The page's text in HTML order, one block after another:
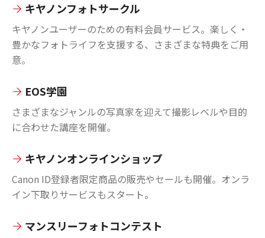
キヤノンフォトサークル
キヤノンユーザーのための有料会員サービス。楽しく・
豊かなフォトライフを支援する、さまざまな特典をご用
意。
EOS学園
さまざまなジャンルの写真家を迎えて撮影レベルや目的
に合わせた講座を開催。
キヤノンオンラインショップ
Canon ID登録者限定商品の販売やセールも開催。オンラ
イン下取りサービスもスタート。
マンスリーフォトコンテスト